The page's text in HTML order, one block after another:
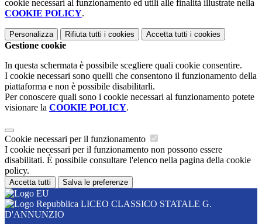
cookie necessari al funzionamento ed utili alle finalità illustrate nella
COOKIE POLICY.
Personalizza Rifiuta tutti i cookies Accetta tutti i cookies
Gestione cookie
In questa schermata è possibile scegliere quali cookie consentire.
I cookie necessari sono quelli che consentono il funzionamento della
piattaforma e non è possibile disabilitarli.
Per conoscere quali sono i cookie necessari al funzionamento potete
visionare la COOKIE POLICY.
Cookie necessari per il funzionamento
I cookie necessari per il funzionamento non possono essere
disabilitati. È possibile consultare l'elenco nella pagina della cookie
policy.
Accetta tutti Salva le preferenze
LICEO CLASSICO STATALE G.
D'ANNUNZIO